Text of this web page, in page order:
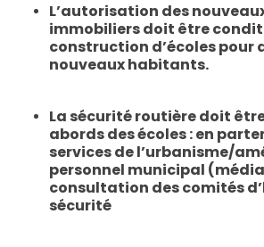
L’autorisation des
immobiliersdoit être
construction d’écoles pour
nouveaux habitants.
La sécurité routière doit
abords des écoles: en
services de l’urbanisme/
personnel municipal
consultation des comités
sécurité